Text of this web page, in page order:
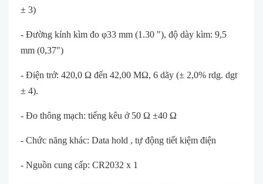
± 3)
- Đường kính kìm đo φ33 mm (1.30 "), độ dày kìm: 9,5
mm (0,37")
- Điện trở: 420,0 Ω đến 42,00 MΩ, 6 dãy (± 2,0% rdg. dgt
± 4).
- Đo thông mạch: tiếng kêu ở 50 Ω ±40 Ω
- Chức năng khác: Data hold , tự động tiết kiệm điện
- Nguồn cung cấp: CR2032 x 1